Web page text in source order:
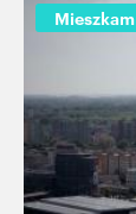
Mieszkam